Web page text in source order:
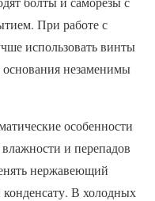
При работе с
использовать винты
незаменимы
особенности
и перепадов
нержавеющий
В холодных